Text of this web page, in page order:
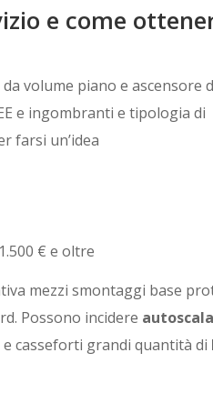
e come
volume piano e ascensore
e ingombranti e tipologia di
farsi un’idea
€ e oltre
mezzi smontaggi base
Possono incidere autoscala
casseforti grandi quantità di